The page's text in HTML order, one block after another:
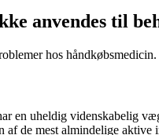
anvendes til
hos håndkøbsmedicin.
en uheldig videnskabelig
de mest almindelige